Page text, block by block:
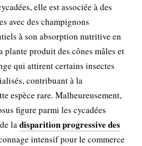
elle est associée à des
avec des champignons
à son absorption nutritive en
plante produit des cônes mâles et
qui attirent certains insectes
contribuant à la
espèce rare. Malheureusement,
figure parmi les cycadées
ladisparition progressive des
intensif pour le commerce